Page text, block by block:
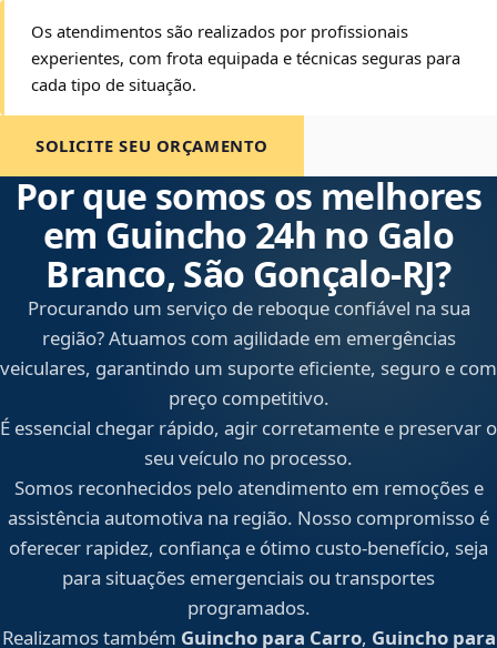
Os atendimentos são realizados por profissionais
experientes, com frota equipada e técnicas seguras para
cada tipo de situação.
SOLICITE SEU ORÇAMENTO
Por que somos os melhores
em Guincho 24h no Galo
Branco, São Gonçalo‑RJ?
Procurando um serviço de reboque confiável na sua
região? Atuamos com agilidade em emergências
veiculares, garantindo um suporte eficiente, seguro e com
preço competitivo.
É essencial chegar rápido, agir corretamente e preservar o
seu veículo no processo.
Somos reconhecidos pelo atendimento em remoções e
assistência automotiva na região. Nosso compromisso é
oferecer rapidez, confiança e ótimo custo-benefício, seja
para situações emergenciais ou transportes
programados.
Realizamos também Guincho para Carro, Guincho para